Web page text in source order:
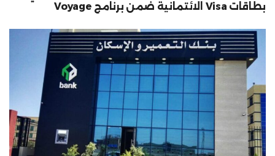
بطاقات Visa الائتمانية ضمن برنامج Voyage